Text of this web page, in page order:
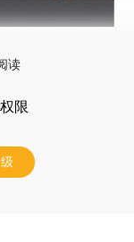
读
限